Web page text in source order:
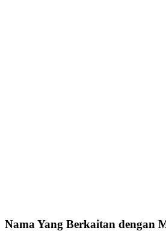
Nama Yang Berkaitan dengan